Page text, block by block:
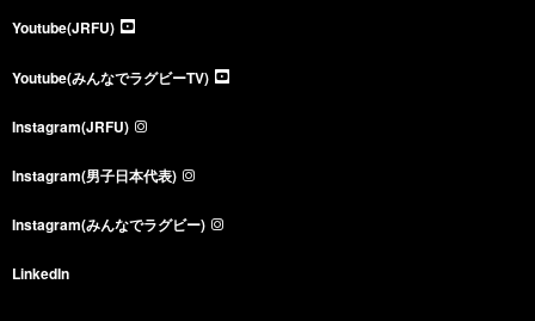
Youtube(JRFU)
Youtube(みんなでラグビーTV)
Instagram(JRFU)
Instagram(男子日本代表)
Instagram(みんなでラグビー)
LinkedIn